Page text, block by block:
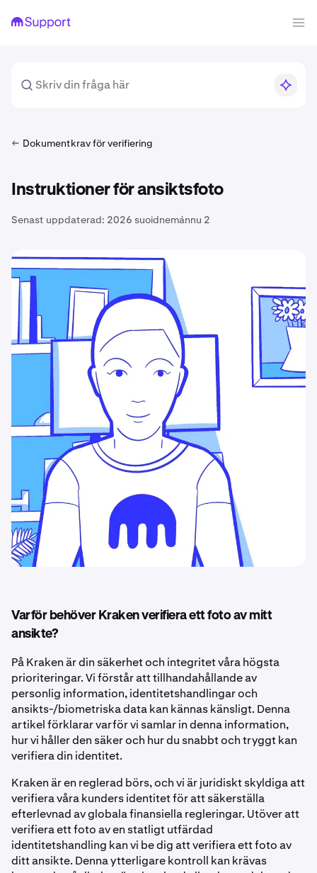
Dokumentkrav för verifiering
Instruktioner för ansiktsfoto
Senast uppdaterad: 2026 suoidnemánnu 2
Varför behöver Kraken verifiera ett foto av mitt
ansikte?
På Kraken är din säkerhet och integritet våra högsta
prioriteringar. Vi förstår att tillhandahållande av
personlig information, identitetshandlingar och
ansikts-/biometriska data kan kännas känsligt. Denna
artikel förklarar varför vi samlar in denna information,
hur vi håller den säker och hur du snabbt och tryggt kan
verifiera din identitet.
Kraken är en reglerad börs, och vi är juridiskt skyldiga att
verifiera våra kunders identitet för att säkerställa
efterlevnad av globala finansiella regleringar. Utöver att
verifiera ett foto av en statligt utfärdad
identitetshandling kan vi be dig att verifiera ett foto av
ditt ansikte. Denna ytterligare kontroll kan krävas